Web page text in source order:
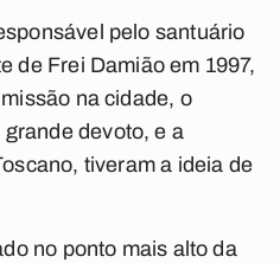
pelo santuário
de Frei Damião em 1997,
na cidade, o
devoto, e a
tiveram a ideia de
no ponto mais alto da